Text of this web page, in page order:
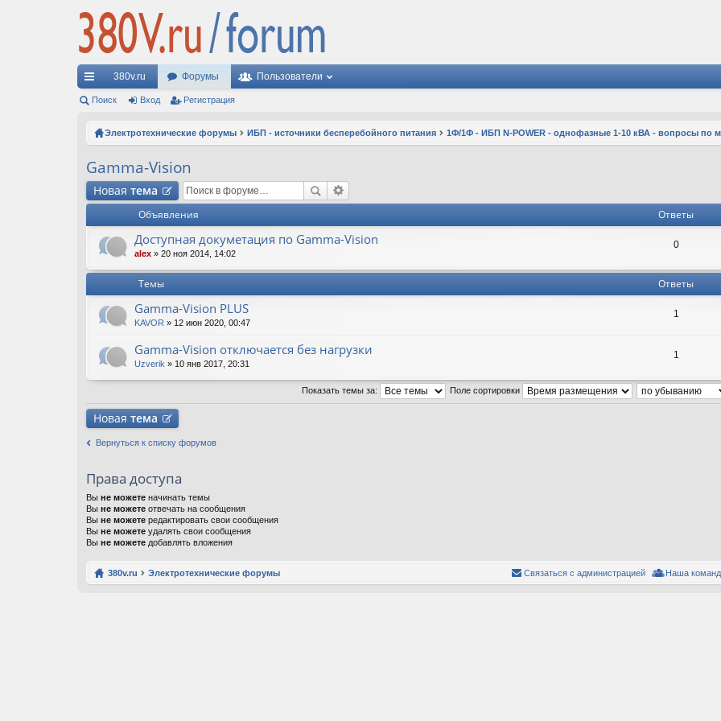
с
и
380v.ru Форумы Пользователи
Поиск Вход Регистрация
Электротехнические форумы ИБП - источники бесперебойного питания 1Ф/1Ф - ИБП N-POWER - однофазные 1-10 кВА - вопросы по
Gamma-Vision
Новая тема
Объявления Ответы
Доступная докуметация по Gamma-Vision
alex » 20 ноя 2014, 14:02
0
Темы Ответы
Gamma-Vision PLUS
KAVOR » 12 июн 2020, 00:47
1
Gamma-Vision отключается без нагрузки
Uzverik » 10 янв 2017, 20:31
1
Показать темы за: Поле сортировки
Новая тема
Вернуться к списку форумов
Права доступа
Вы не можете начинать темы
Вы не можете отвечать на сообщения
Вы не можете редактировать свои сообщения
Вы не можете удалять свои сообщения
Вы не можете добавлять вложения
380v.ru Электротехнические форумы Наша
Связаться с администрацией